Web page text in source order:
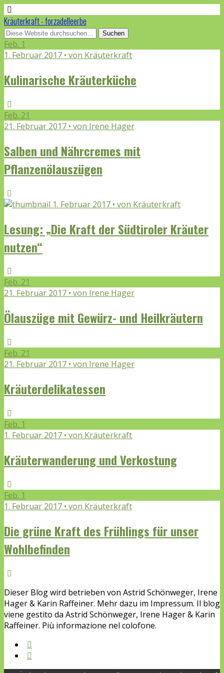
Kräuterkraft - forzadelleerbe
Feb. 1
1. Februar 2017 • von Kräuterkraft
Kulinarische Kräuterküche
Feb. 21
21. Februar 2017 • von Irene Hager
Salben und Nährcremes mit
Pflanzenölauszügen
1. Februar 2017 • von Kräuterkraft
Lesung: „Die Kraft der Südtiroler Kräuter
nutzen“
Feb. 21
21. Februar 2017 • von Irene Hager
Ölauszüge mit Gewürz- und Heilkräutern
Feb. 21
21. Februar 2017 • von Irene Hager
Kräuterdelikatessen
Feb. 1
1. Februar 2017 • von Kräuterkraft
Kräuterwanderung und Verkostung
Feb. 1
1. Februar 2017 • von Kräuterkraft
Die grüne Kraft des Frühlings für unser
Wohlbefinden
Dieser Blog wird betrieben von Astrid Schönweger, Irene
Hager & Karin Raffeiner. Mehr dazu im Impressum. Il blog
viene gestito da Astrid Schönweger, Irene Hager & Karin
Raffeiner. Più informazione nel colofone.